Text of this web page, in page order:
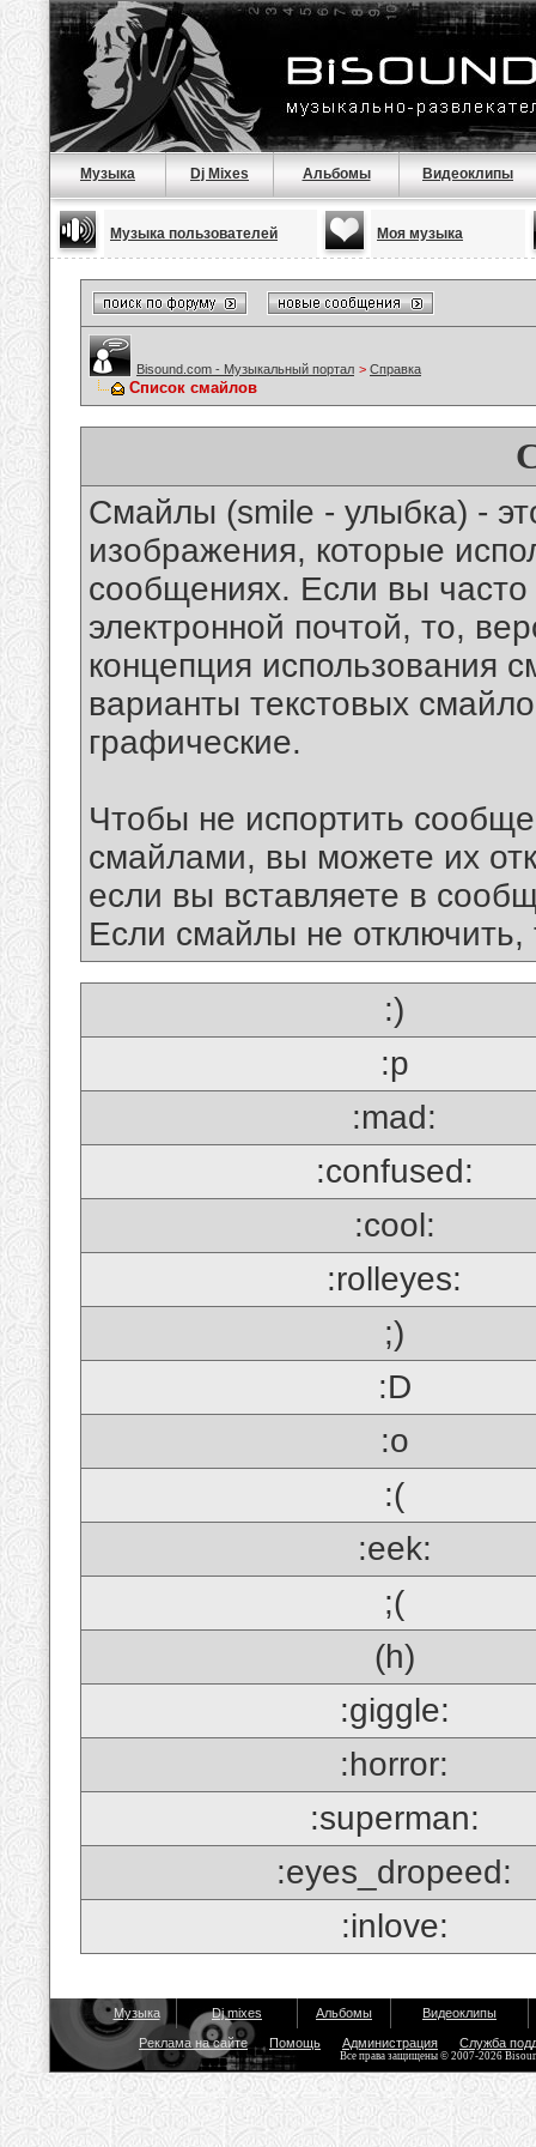
Музыка Dj Mixes Альбомы Видеоклипы
Музыка пользователей Моя музыка
Bisound.com - Музыкальный портал > Справка
Список смайлов
Смайлы (smile - улыбка) -
изображения, которые
сообщениях. Если вы часто
электронной почтой, то,
концепция использования
варианты текстовых
графические.
Чтобы не испортить
смайлами, вы можете их
если вы вставляете в
Если смайлы не отключить,
:)
:p
:mad:
:confused:
:cool:
:rolleyes:
;)
:D
:o
:(
:eek:
;(
(h)
:giggle:
:horror:
:superman:
:eyes_dropeed:
:inlove:
Музыка Dj mixes Альбомы Видеоклипы
Реклама на сайте Помощь Администрация Служба
Все права защищены © 2007-2026